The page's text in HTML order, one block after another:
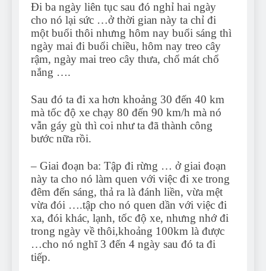
Đi ba ngày liên tục sau đó nghỉ hai ngày
cho nó lại sức …ở thời gian này ta chỉ đi
một buổi thôi nhưng hôm nay buổi sáng thì
ngày mai đi buổi chiều, hôm nay treo cây
rậm, ngày mai treo cây thưa, chổ mát chổ
nắng ….
Sau đó ta đi xa hơn khoảng 30 đến 40 km
mà tốc độ xe chạy 80 đến 90 km/h mà nó
vẫn gáy gù thì coi như ta đã thành công
bước nữa rồi.
– Giai đoạn ba: Tập đi rừng … ở giai đoạn
này ta cho nó làm quen với việc đi xe trong
đêm đến sáng, thả ra là đánh liền, vừa mệt
vừa đói ….tập cho nó quen dần với việc đi
xa, đói khác, lạnh, tốc độ xe, nhưng nhớ đi
trong ngày về thôi,khoảng 100km là được
…cho nó nghĩ 3 đến 4 ngày sau đó ta đi
tiếp.